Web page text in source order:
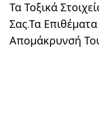
Τα Τοξικά
Σας.Τα
Απομάκρυνσή